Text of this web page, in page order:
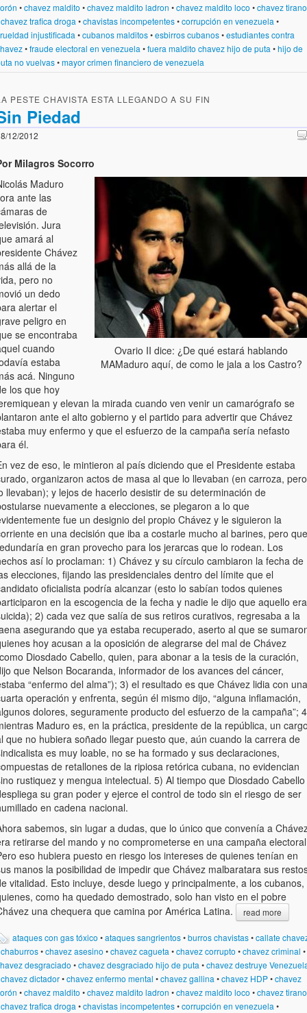
•chavez maldito •chavez maldito ladron •chavez maldito loco •chavez tirano
chavez trafica droga •chavistas incompetentes•corrupción en venezuela •
injustificada •cubanos malditos•esbirros cubanos•estudiantes contra
•fraude electoral en venezuela •fuera maldito chavez hijo de puta •hijo de
no vuelvas•mayor crimen financiero de venezuela
PESTE CHAVISTA ESTA LLEGANDO A SU FIN
Piedad
12/2012
Milagros Socorro
Ovario II dice: ¿De qué estará hablando
MAMaduro aquí, de como le jala a los Castro?
Maduro
ante las
de
Jura
amará al
Chávez
allá de la
pero no
un dedo
alertar el
peligro en
se encontraba
cuando
estaba
acá. Ninguno
los que hoy
y elevan la mirada cuando ven venir un camarógrafo se
ante el alto gobierno y el partido para advertir que Chávez
muy enfermo y que el esfuerzo de la campaña sería nefasto
él.
vez de eso, le mintieron al país diciendo que el Presidente estaba
organizaron actos de masa al que lo llevaban (en carroza, pero
llevaban); y lejos de hacerlo desistir de su determinación de
nuevamente a elecciones, se plegaron a lo que
fue un designio del propio Chávez y le siguieron la
en una decisión que iba a costarle mucho al barines, pero que
en gran provecho para los jerarcas que lo rodean. Los
así lo proclaman: 1) Chávez y su círculo cambiaron la fecha de
elecciones, fijando las presidenciales dentro del límite que el
oficialista podría alcanzar (esto lo sabían todos quienes
en la escogencia de la fecha y nadie le dijo que aquello era
2) cada vez que salía de sus retiros curativos, regresaba a la
asegurando que ya estaba recuperado, aserto al que se
hoy acusan a la oposición de alegrarse del mal de Chávez
Diosdado Cabello, quien, para abonar a la tesis de la curación,
que Nelson Bocaranda, informador de los avances del cáncer,
“enfermo del alma”); 3) el resultado es que Chávez lidia con una
operación y enfrenta, según él mismo dijo, “alguna inflamación,
dolores, seguramente producto del esfuerzo de la campaña”;
Maduro es, en la práctica, presidente de la república, un
que no hubiera soñado llegar puesto que, aún cuando la carrera de
es muy loable, no se ha formado y sus declaraciones,
de retallones de la ripiosa retórica cubana, no evidencian
rustiquez y mengua intelectual. 5) Al tiempo que Diosdado Cabello
su gran poder y ejerce el control de todo sin el riesgo de ser
en cadena nacional.
sabemos, sin lugar a dudas, que lo único que convenía a
retirarse del mando y no comprometerse en una campaña
eso hubiera puesto en riesgo los intereses de quienes tenían en
manos la posibilidad de impedir que Chávez malbaratara sus
vitalidad. Esto incluye, desde luego y principalmente, a los cubanos,
como ha quedado demostrado, solo han visto en el pobre
una chequera que camina por América Latina.
read more
ataques con gas tóxico •ataques sangrientos•burros chavistas•callate
chaburros•chavez asesino •chavez cagueta •chavez corrupto •chavez criminal •
desgraciado •chavez desgraciado hijo de puta •chavez destruye
chavez dictador•chavez enfermo mental •chavez gallina •chavez HDP•chavez
•chavez maldito •chavez maldito ladron •chavez maldito loco •chavez tirano
chavez trafica droga •chavistas incompetentes•corrupción en venezuela •